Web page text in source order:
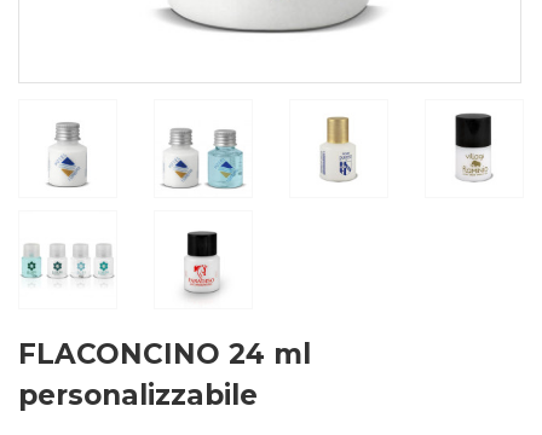
FLACONCINO 24 ml
personalizzabile